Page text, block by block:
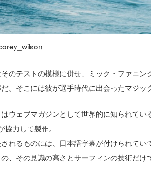
のテストの模様に併せ、ミック・ファニ
。そこには彼が選手時代に出会ったマジッ
ウェブマガジンとして世界的に知られてい
力して製作。
れるものには、日本語字幕が付けられて
、その見識の高さとサーフィンの技術だ